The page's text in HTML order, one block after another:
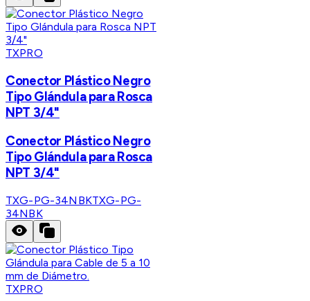
TXPRO
Conector Plástico Negro
Tipo Glándula para Rosca
NPT 3/4"
Conector Plástico Negro
Tipo Glándula para Rosca
NPT 3/4"
TXG-PG-34NBKTXG-PG-
34NBK
TXPRO